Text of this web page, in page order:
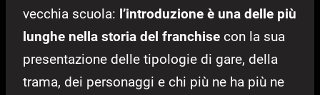
vecchia scuola: l’introduzione è una delle più
lunghe nella storia del franchise con la sua
presentazione delle tipologie di gare, della
trama, dei personaggi e chi più ne ha più ne